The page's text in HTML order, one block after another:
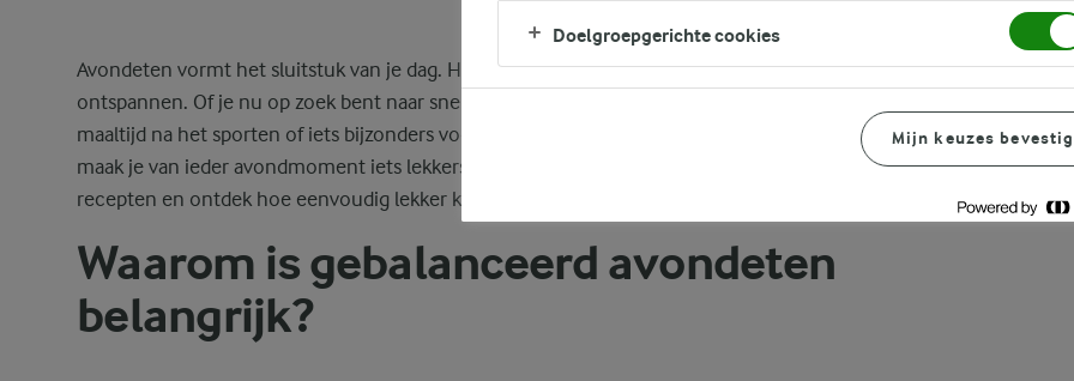
Avondeten vormt het sluitstuk van je dag. Het is hét moment om samen te komen en te
ontspannen. Of je nu op zoek bent naar snelle recepten voor het avondeten, een voedzame
maaltijd na het sporten of iets bijzonders voor een romantisch diner, met de recepten van Arla
maak je van ieder avondmoment iets lekkers. Laat je inspireren door onze favoriete avondeten
recepten en ontdek hoe eenvoudig lekker koken kan zijn.
Waarom is gebalanceerd avondeten
belangrijk?
Doelgroepgerichte cookies
Mijn keuzes